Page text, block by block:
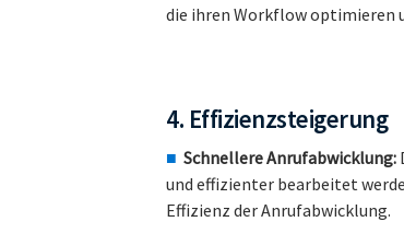
die ihren Workflow optimieren
4. Effizienzsteigerung
Schnellere Anrufabwicklung:
und effizienter bearbeitet
Effizienz der Anrufabwicklung.